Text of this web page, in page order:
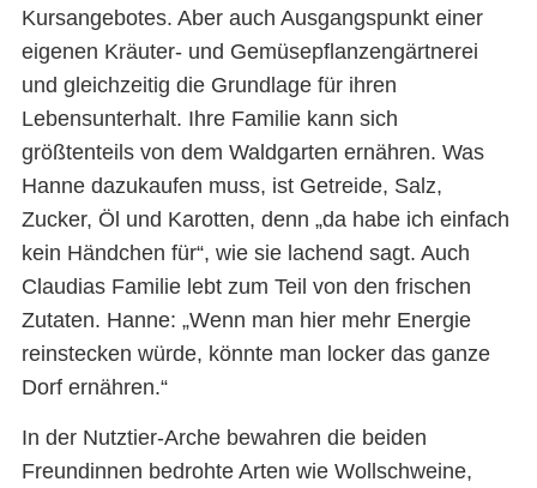
Kursangebotes. Aber auch Ausgangspunkt einer
eigenen Kräuter- und Gemüsepflanzengärtnerei
und gleichzeitig die Grundlage für ihren
Lebensunterhalt. Ihre Familie kann sich
größtenteils von dem Waldgarten ernähren. Was
Hanne dazukaufen muss, ist Getreide, Salz,
Zucker, Öl und Karotten, denn „da habe ich einfach
kein Händchen für“, wie sie lachend sagt. Auch
Claudias Familie lebt zum Teil von den frischen
Zutaten. Hanne: „Wenn man hier mehr Energie
reinstecken würde, könnte man locker das ganze
Dorf ernähren.“
In der Nutztier-Arche bewahren die beiden
Freundinnen bedrohte Arten wie Wollschweine,